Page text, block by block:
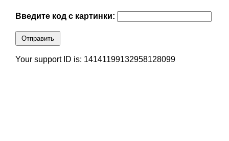
Введите код с картинки:
Отправить
Your support ID is: 14141199132958128099